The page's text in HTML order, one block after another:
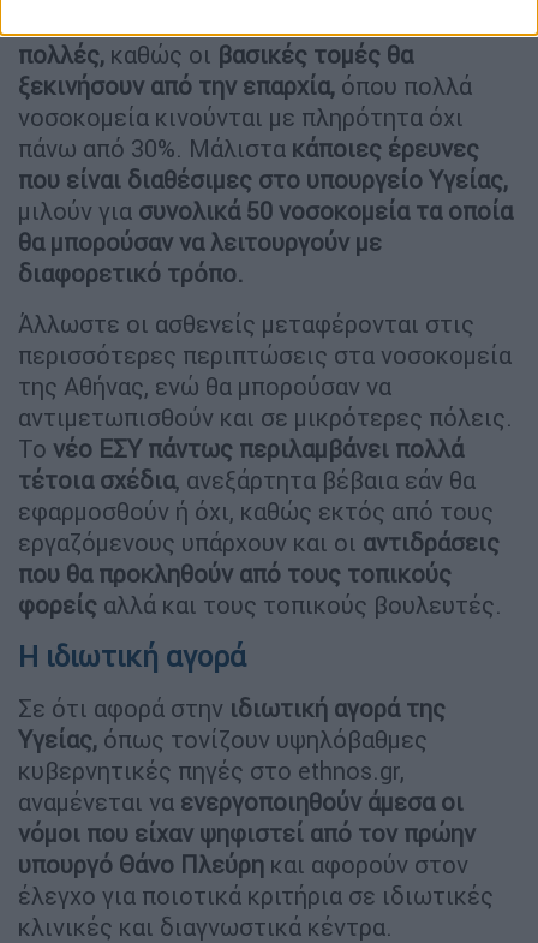
πολλές, καθώς οι βασικές τομές θα
ξεκινήσουν από την επαρχία, όπου πολλά
νοσοκομεία κινούνται με πληρότητα όχι
πάνω από 30%. Μάλιστα κάποιες έρευνες
που είναι διαθέσιμες στο υπουργείο Υγείας,
μιλούν για συνολικά 50 νοσοκομεία τα οποία
θα μπορούσαν να λειτουργούν με
διαφορετικό τρόπο.
Άλλωστε οι ασθενείς μεταφέρονται στις
περισσότερες περιπτώσεις στα νοσοκομεία
της Αθήνας, ενώ θα μπορούσαν να
αντιμετωπισθούν και σε μικρότερες πόλεις.
Το νέο ΕΣΥ πάντως περιλαμβάνει πολλά
τέτοια σχέδια, ανεξάρτητα βέβαια εάν θα
εφαρμοσθούν ή όχι, καθώς εκτός από τους
εργαζόμενους υπάρχουν και οι αντιδράσεις
που θα προκληθούν από τους τοπικούς
φορείς αλλά και τους τοπικούς βουλευτές.
Η ιδιωτική αγορά
Σε ότι αφορά στην ιδιωτική αγορά της
Υγείας, όπως τονίζουν υψηλόβαθμες
κυβερνητικές πηγές στο ethnos.gr,
αναμένεται να ενεργοποιηθούν άμεσα οι
νόμοι που είχαν ψηφιστεί από τον πρώην
υπουργό Θάνο Πλεύρη και αφορούν στον
έλεγχο για ποιοτικά κριτήρια σε ιδιωτικές
κλινικές και διαγνωστικά κέντρα.